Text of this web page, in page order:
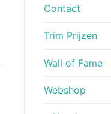
Contact
Trim Prijzen
Wall of Fame
Webshop